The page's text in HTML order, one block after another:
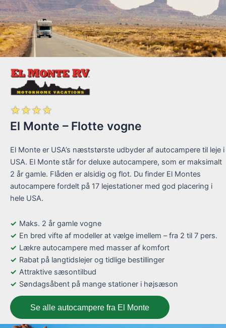
☆☆☆☆
El Monte – Flotte vogne
El Monte er USA’s næststørste udbyder af autocampere til leje i
USA. El Monte står for deluxe autocampere, som er maksimalt
2 år gamle. Flåden er alsidig og flot. Du finder El Montes
autocampere fordelt på 17 lejestationer med god placering i
hele USA.
Maks. 2 år gamle vogne
En bred vifte af modeller at vælge imellem – fra 2 til 7 pers.
Lækre autocampere med masser af komfort
Rabat på langtidslejer og tidlige bestillinger
Attraktive sæsontilbud
Søndagsåbent på mange stationer i højsæson
Se alle autocampere fra El Monte